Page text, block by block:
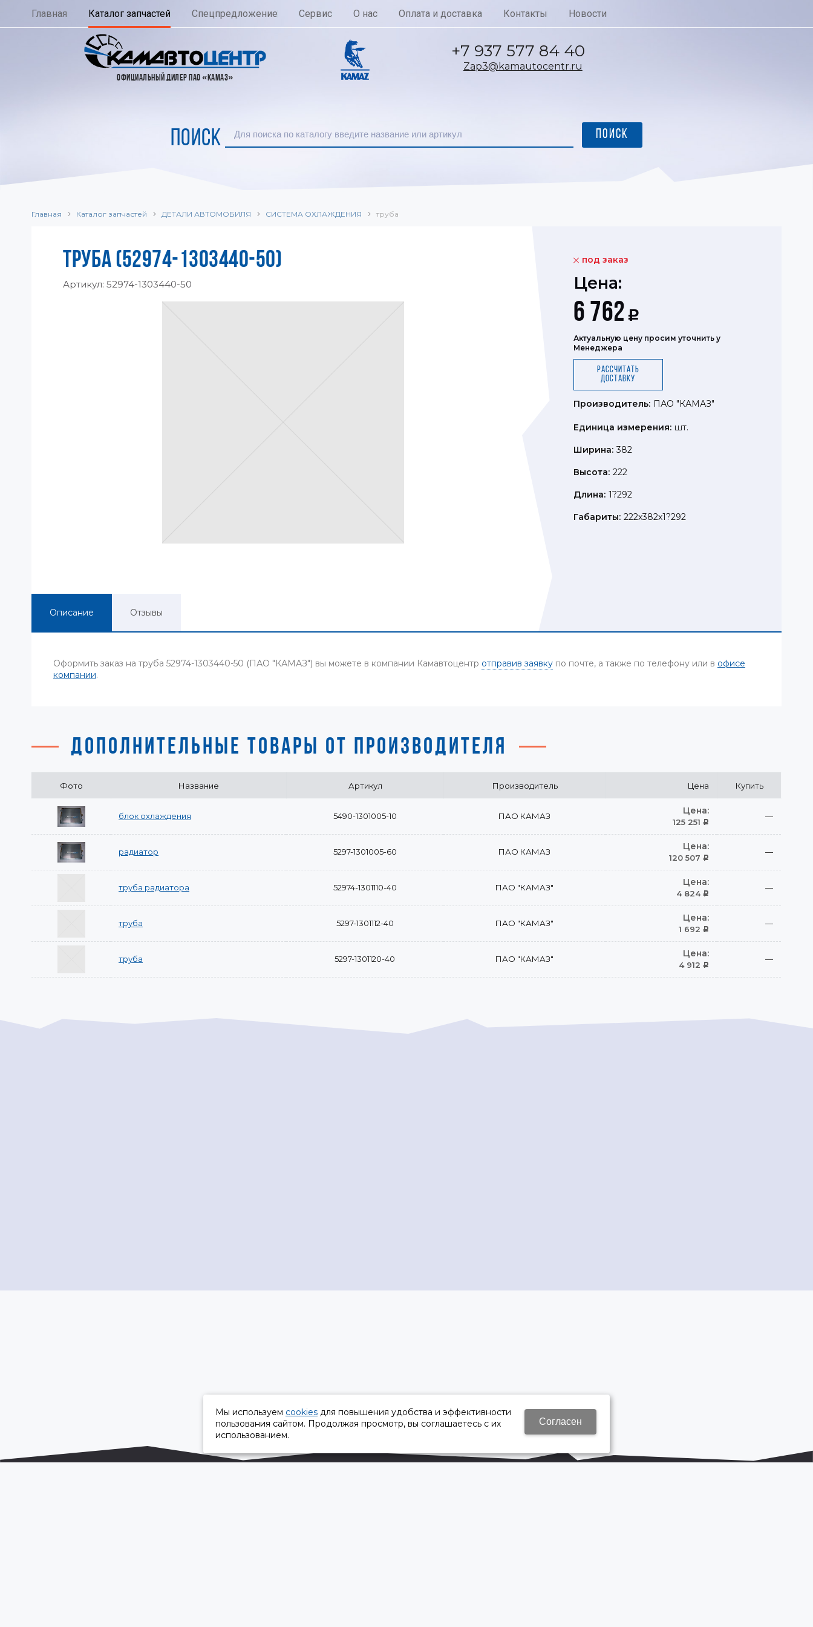
Главная Каталог запчастей Спецпредложение Сервис О нас Оплата и доставка Контакты Новости
ОФИЦИАЛЬНЫЙ ДИЛЕР ПАО «КАМАЗ»
Zap3@kamautocentr.ru
+7 937 577 84 40
ПОИСК
Главная Каталог запчастей ДЕТАЛИ АВТОМОБИЛЯ СИСТЕМА ОХЛАЖДЕНИЯ труба
ТРУБА (52974-1303440-50)
Артикул: 52974-1303440-50
под заказ
Цена:
6 762 Р
Актуальную цену просим уточнить у
Менеджера
Рассчитать
доставку
Производитель: ПАО "КАМАЗ"
Единица измерения: шт.
Ширина: 382
Высота: 222
Длина: 1?292
Габариты: 222x382x1?292
Описание Отзывы
Оформить заказ на труба 52974-1303440-50 (ПАО "КАМАЗ") вы можете в компании Камавтоцентр отправив заявку по почте, а также по телефону или в офисе
компании.
ДОПОЛНИТЕЛЬНЫЕ ТОВАРЫ ОТ ПРОИЗВОДИТЕЛЯ
Фото Название Артикул Производитель Цена Купить
блок охлаждения 5490-1301005-10 ПАО КАМАЗ Цена:
125 251 Р
—
радиатор 5297-1301005-60 ПАО КАМАЗ Цена:
120 507 Р
—
труба радиатора 52974-1301110-40 ПАО "КАМАЗ" Цена:
4 824 Р
—
труба 5297-1301112-40 ПАО "КАМАЗ" Цена:
1 692 Р
—
труба 5297-1301120-40 ПАО "КАМАЗ" Цена:
4 912 Р
—
Мы используем cookies для повышения удобства и эффективности
пользования сайтом. Продолжая просмотр, вы соглашаетесь с их
использованием.
Согласен